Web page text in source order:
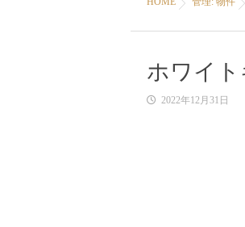
ホワイ
2022年12月31日